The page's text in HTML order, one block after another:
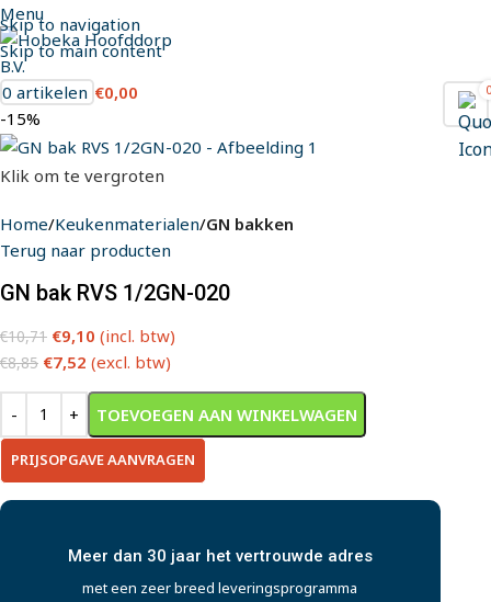
Skip to navigation
Skip to main content
Menu
0
0 artikelen €0,00
-15%
Klik om te vergroten
Home Keukenmaterialen GN bakken
Terug naar producten
GN bak RVS 1/2GN-020
€10,71 €9,10 (incl. btw)
€8,85 €7,52 (excl. btw)
TOEVOEGEN AAN WINKELWAGEN
PRIJSOPGAVE AANVRAGEN
Meer dan 30 jaar het vertrouwde adres
met een zeer breed leveringsprogramma